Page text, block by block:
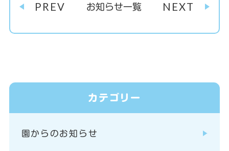
PREV お知らせ一覧 NEXT
カテゴリー
園からのお知らせ